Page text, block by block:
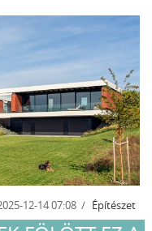
12-14 07:08 Építészet